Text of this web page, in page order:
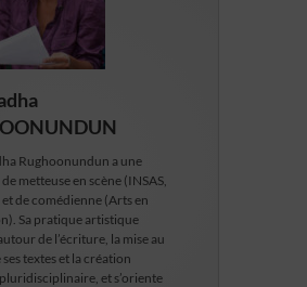
Rughoonundun a une
metteuse en scène (INSAS,
de comédienne (Arts en
Sa pratique artistique
de l’écriture, la mise au
textes et la création
et s’oriente